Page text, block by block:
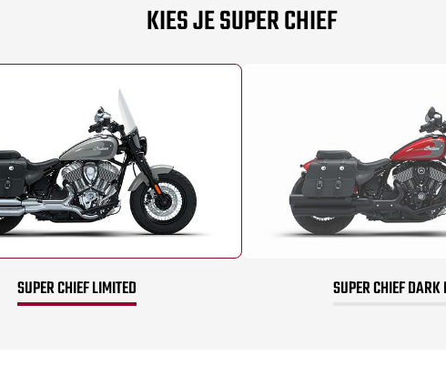
KIES JE SUPER CHIEF
SUPER CHIEF LIMITED SUPER CHIEF DARK